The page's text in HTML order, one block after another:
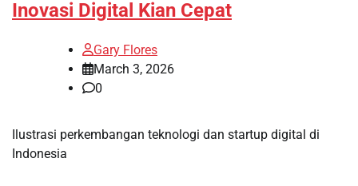
Inovasi Digital Kian Cepat
Gary Flores
March 3, 2026
0
Ilustrasi perkembangan teknologi dan startup digital di
Indonesia